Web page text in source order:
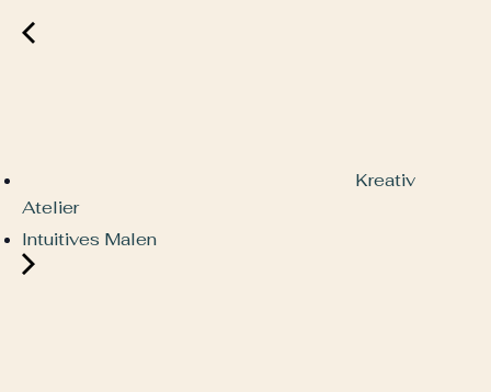
Kreativ
Atelier
Intuitives Malen